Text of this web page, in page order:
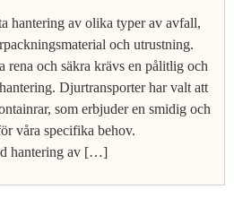
hantering av olika typer av avfall,
och utrustning.
rena och säkra krävs en pålitlig och
Djurtransporter har valt att
som erbjuder en smidig och
våra specifika behov.
hantering av […]